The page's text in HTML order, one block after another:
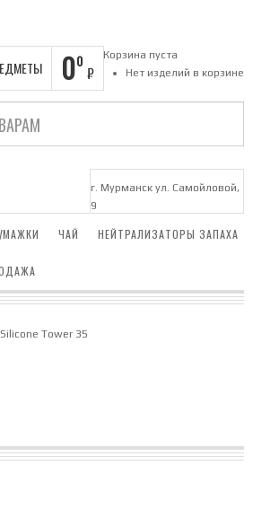
00
₽
Корзина пуста
Нет изделий в корзине
г. Мурманск ул. Самойловой,
9
ЧАЙ НЕЙТРАЛИЗАТОРЫ ЗАПАХА
Tower 35